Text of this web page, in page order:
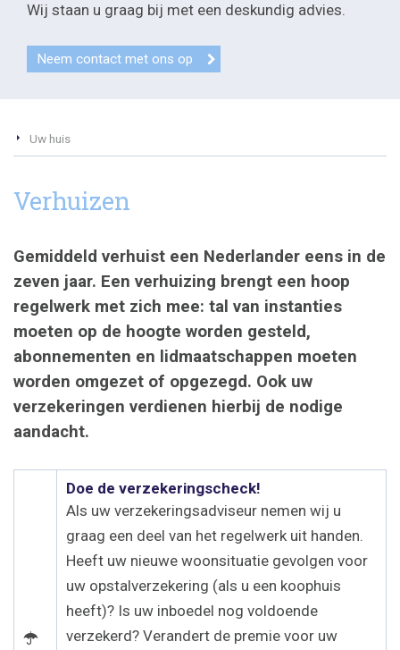
Wij staan u graag bij met een deskundig advies.
Neem contact met ons op
Uw huis
Verhuizen
Gemiddeld verhuist een Nederlander eens in de
zeven jaar. Een verhuizing brengt een hoop
regelwerk met zich mee: tal van instanties
moeten op de hoogte worden gesteld,
abonnementen en lidmaatschappen moeten
worden omgezet of opgezegd. Ook uw
verzekeringen verdienen hierbij de nodige
aandacht.
Doe de verzekeringscheck!
Als uw verzekeringsadviseur nemen wij u
graag een deel van het regelwerk uit handen.
Heeft uw nieuwe woonsituatie gevolgen voor
uw opstalverzekering (als u een koophuis
heeft)? Is uw inboedel nog voldoende
verzekerd? Verandert de premie voor uw